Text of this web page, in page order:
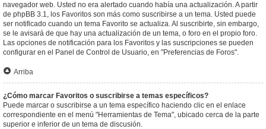
navegador web. Usted no era alertado cuando había una actualización. A partir
de phpBB 3.1, los Favoritos son más como suscribirse a un tema. Usted puede
ser notificado cuando un tema Favorito se actualiza. Al suscribirte, sin embargo,
se le avisará de que hay una actualización de un tema, o foro en el propio foro.
Las opciones de notificación para los Favoritos y las suscripciones se pueden
configurar en el Panel de Control de Usuario, en "Preferencias de Foros".
Arriba
¿Cómo marcar Favoritos o suscribirse a temas específicos?
Puede marcar o suscribirse a un tema específico haciendo clic en el enlace
correspondiente en el menú "Herramientas de Tema", ubicado cerca de la parte
superior e inferior de un tema de discusión.